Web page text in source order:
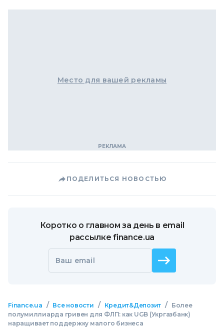
Место для вашей рекламы
ПОДЕЛИТЬСЯ НОВОСТЬЮ
Коротко о главном за день в email
рассылке finance.ua
Ваш email
Finance.ua / Все новости / Кредит&Депозит /
Более
полумиллиарда гривен для ФЛП: как UGB (Укргазбанк)
наращивает поддержку малого бизнеса